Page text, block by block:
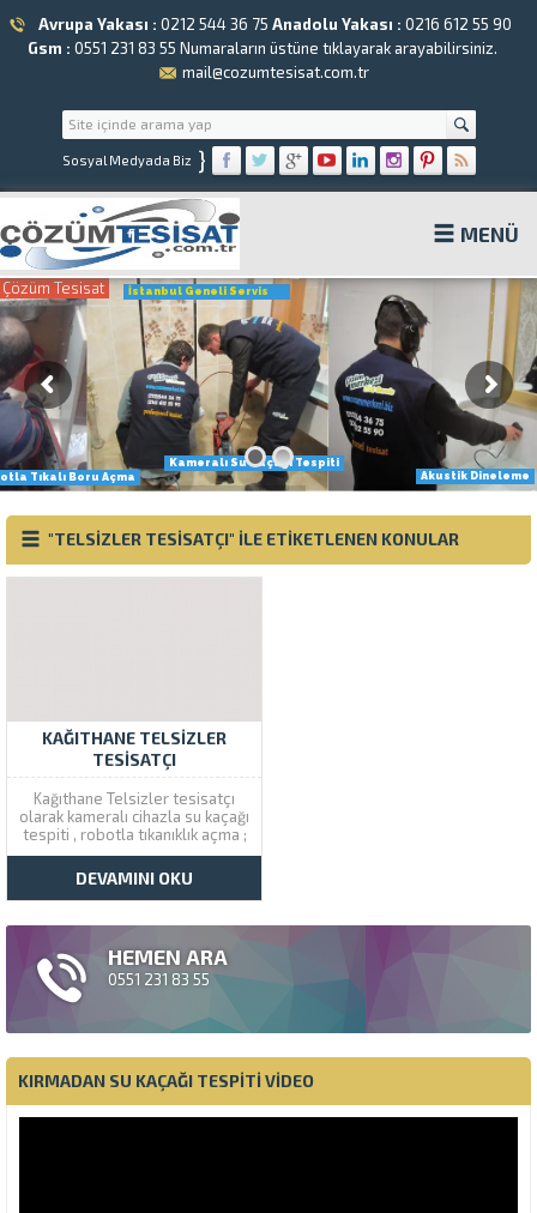
Avrupa Yakası : 0212 544 36 75 Anadolu Yakası : 0216 612 55 90
Gsm : 0551 231 83 55 Numaraların üstüne tıklayarak arayabilirsiniz.
mail@cozumtesisat.com.tr
Sosyal Medyada Biz }
MENÜ
Çözüm Tesisat
Kameralı Su Kaçağı Tespiti
Tıkalı Boru Açma
Akustik Dineleme
İstanbul Geneli Servis
"TELSIZLER TESISATÇI" ILE ETIKETLENEN KONULAR
KAĞITHANE TELSIZLER
TESISATÇI
Kağıthane Telsizler tesisatçı
olarak kameralı cihazla su kaçağı
tespiti , robotla tıkanıklık açma ;
tuvalet açma , lavabo açma
servisi için bizi arayınız. Çözüm
Tesisat son teknoloji cihazlarla
aynı gün içinde Kağıthane
semtinde hizmet sağlamaktadır.
tesisatçı telefon...
DEVAMINI OKU
HEMEN ARA
0551 231 83 55
KIRMADAN SU KAÇAĞI TESPITI VIDEO